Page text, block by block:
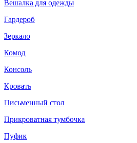
Вешалка для одежды
Гардероб
Зеркало
Комод
Консоль
Кровать
Письменный стол
Прикроватная тумбочка
Пуфик